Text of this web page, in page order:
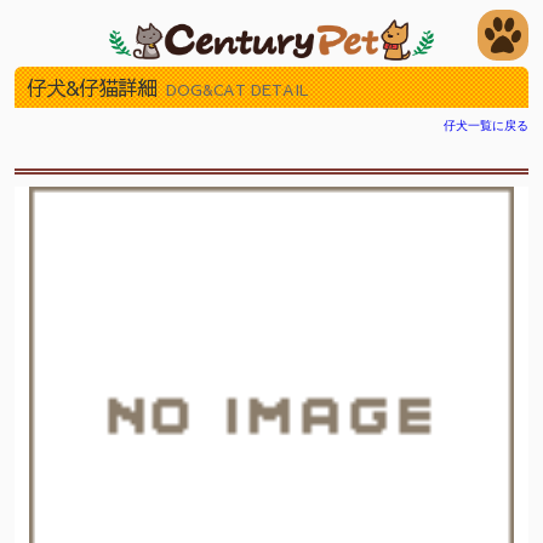
仔犬&仔猫詳細 DOG&CAT DETAIL
仔犬一覧に戻る